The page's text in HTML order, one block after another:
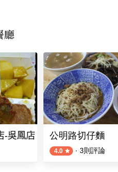
廳
-吳鳳店 公明路切仔麵
4.0 · 3則評論